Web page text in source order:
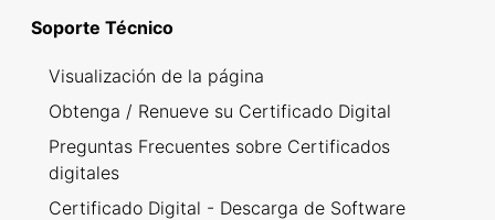
Soporte Técnico
Visualización de la página
Obtenga / Renueve su Certificado Digital
Preguntas Frecuentes sobre Certificados
digitales
Certificado Digital - Descarga de Software